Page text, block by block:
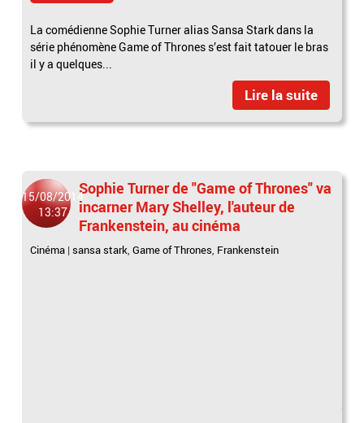
La comédienne Sophie Turner alias Sansa Stark dans la
série phénomène Game of Thrones s’est fait tatouer le bras
il y a quelques...
Lire la suite
15/08/2014
13:37
Sophie Turner de "Game of Thrones" va
incarner Mary Shelley, l'auteur de
Frankenstein, au cinéma
Cinéma |sansa stark,Game of Thrones, Frankenstein